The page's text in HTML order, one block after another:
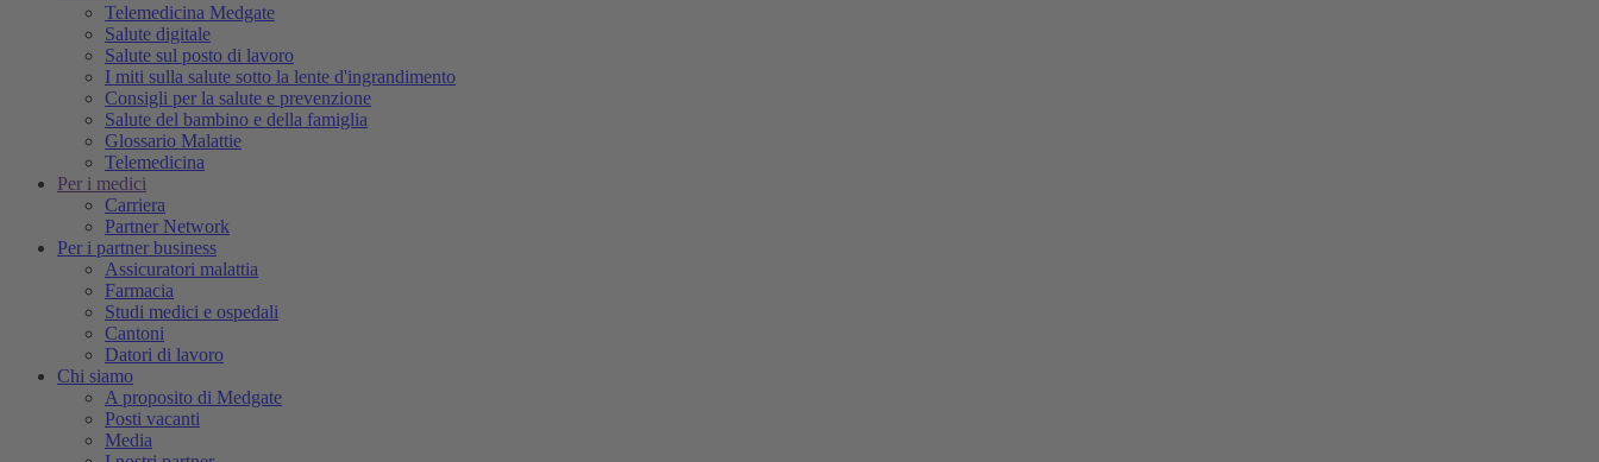
Telemedicina Medgate
Salute digitale
Salute sul posto di lavoro
I miti sulla salute sotto la lente d'ingrandimento
Consigli per la salute e prevenzione
Salute del bambino e della famiglia
Glossario Malattie
Telemedicina
Per i medici
Carriera
Partner Network
Per i partner business
Assicuratori malattia
Farmacia
Studi medici e ospedali
Cantoni
Datori di lavoro
Chi siamo
A proposito di Medgate
Posti vacanti
Media